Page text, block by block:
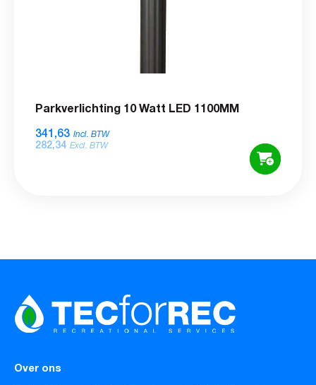
Parkverlichting 10 Watt LED 1100MM
341,63 Incl. BTW
282,34 Excl. BTW
Over ons